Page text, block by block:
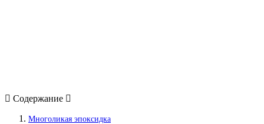
Содержание
Многоликая эпоксидка